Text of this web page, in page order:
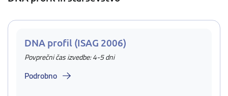
DNA profil (ISAG 2006)
Povprečni čas izvedbe: 4-5 dni
Podrobno